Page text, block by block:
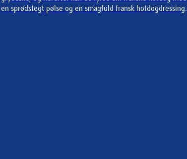
en sprødstegt pølse og en smagfuld fransk hotdogdressing.